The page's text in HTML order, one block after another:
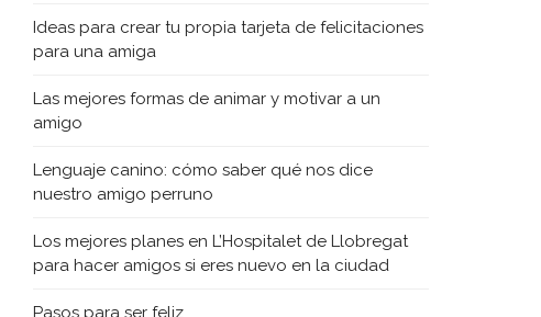
Ideas para crear tu propia tarjeta de felicitaciones
para una amiga
Las mejores formas de animar y motivar a un
amigo
Lenguaje canino: cómo saber qué nos dice
nuestro amigo perruno
Los mejores planes en L’Hospitalet de Llobregat
para hacer amigos si eres nuevo en la ciudad
Pasos para ser feliz